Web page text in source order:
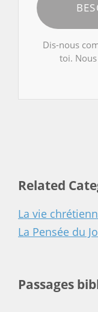
Dis-nous
toi.
Related
La vie
La Pensée du
Passages